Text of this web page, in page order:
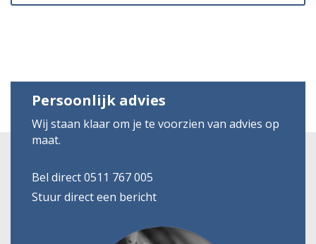
Persoonlijk advies
Wij staan klaar om je te voorzien van advies op
maat.
Bel direct 0511 767 005
Stuur direct een bericht